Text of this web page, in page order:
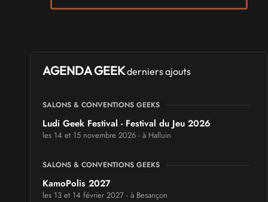
AGENDA GEEKderniers ajouts
SALONS & CONVENTIONS GEEKS
Ludi Geek Festival - Festival du Jeu 2026
les 14 et 15 novembre 2026 - à Halluin
SALONS & CONVENTIONS GEEKS
KamoPolis 2027
les 13 et 14 février 2027 - à Besançon